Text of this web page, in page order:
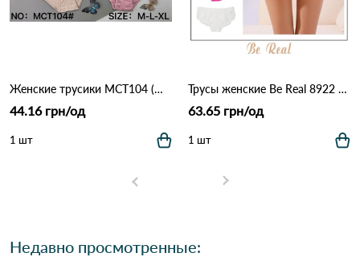
Женские трусики MCT104 (M–XL) 12B Разные цвета
44.16 грн/од
1 шт
Трусы женские Be Real 8922 3C Различные цвета
63.65 грн/од
1 шт
Недавно просмотренные: